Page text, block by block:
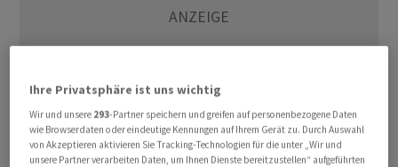
Ihre Privatsphäre ist uns wichtig
Wir und unsere 293-Partner speichern und greifen auf personenbezogene Daten
wie Browserdaten oder eindeutige Kennungen auf Ihrem Gerät zu. Durch Auswahl
von Akzeptieren aktivieren Sie Tracking-Technologien für die unter „Wir und
unsere Partner verarbeiten Daten, um Ihnen Dienste bereitzustellen“ aufgeführten